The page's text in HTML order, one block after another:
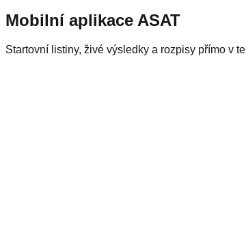
Mobilní aplikace ASAT
Startovní listiny, živé výsledky a rozpisy přímo v